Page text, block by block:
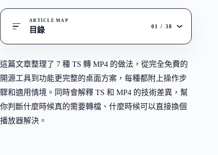
ARTICLE MAP
目錄 01 / 38
這篇文章整理了 7 種 TS 轉 MP4 的做法，從完全免費的
開源工具到功能更完整的桌面方案，每種都附上操作步
驟和適用情境。同時會解釋 TS 和 MP4 的技術差異，幫
你判斷什麼時候真的需要轉檔、什麼時候可以直接換個
播放器解決。